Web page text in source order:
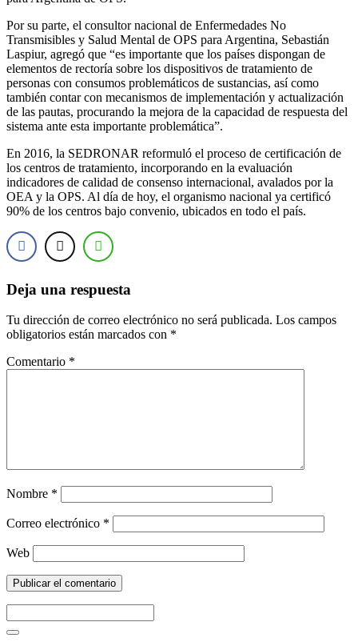
Por su parte, el consultor nacional de Enfermedades No
Transmisibles y Salud Mental de OPS para Argentina, Sebastián
Laspiur, agregó que “es importante que los países dispongan de
elementos de rectoría sobre los dispositivos de tratamiento de
personas con consumos problemáticos de sustancias, así como
también contar con mecanismos de implementación y actualización
de las pautas, procurando la mejora de la capacidad de respuesta del
sistema ante esta importante problemática”.
En 2016, la SEDRONAR reformuló el proceso de certificación de
los centros de tratamiento, incorporando en la evaluación
indicadores de calidad de consenso internacional, avalados por la
OEA y la OPS. Al día de hoy, el organismo nacional ya certificó
90% de los centros bajo convenio, ubicados en todo el país.
Deja una respuesta
Tu dirección de correo electrónico no será publicada. Los campos
obligatorios están marcados con *
Comentario *
Nombre *
Correo electrónico *
Web